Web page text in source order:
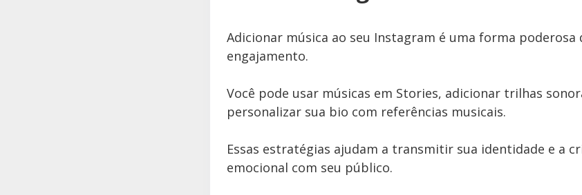
Adicionar música ao seu Instagram é uma forma poderosa
engajamento.
Você pode usar músicas em Stories, adicionar trilhas
personalizar sua bio com referências musicais.
Essas estratégias ajudam a transmitir sua identidade e a
emocional com seu público.